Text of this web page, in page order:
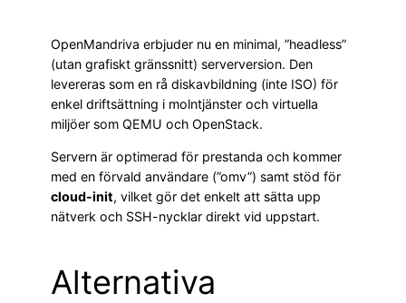
OpenMandriva erbjuder nu en minimal, ”headless”
(utan grafiskt gränssnitt) serverversion. Den
levereras som en rå diskavbildning (inte ISO) för
enkel driftsättning i molntjänster och virtuella
miljöer som QEMU och OpenStack.
Servern är optimerad för prestanda och kommer
med en förvald användare (”omv”) samt stöd för
cloud-init, vilket gör det enkelt att sätta upp
nätverk och SSH-nycklar direkt vid uppstart.
Alternativa